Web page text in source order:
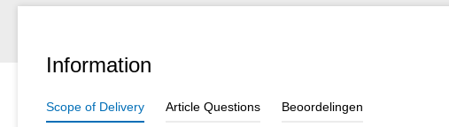
Information
Scope of Delivery Article Questions Beoordelingen